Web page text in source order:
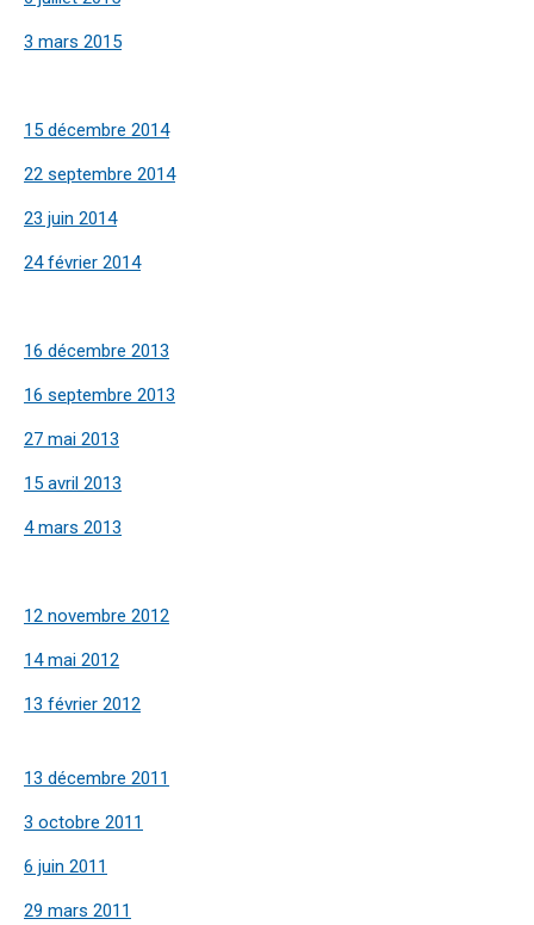
3 mars 2015
15 décembre 2014
22 septembre 2014
23 juin 2014
24 février 2014
16 décembre 2013
16 septembre 2013
27 mai 2013
15 avril 2013
4 mars 2013
12 novembre 2012
14 mai 2012
13 février 2012
13 décembre 2011
3 octobre 2011
6 juin 2011
29 mars 2011